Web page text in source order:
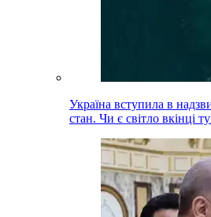
Україна вступила в
стан. Чи є світло вкінці